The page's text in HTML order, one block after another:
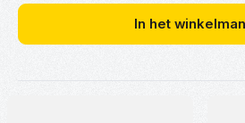
In het